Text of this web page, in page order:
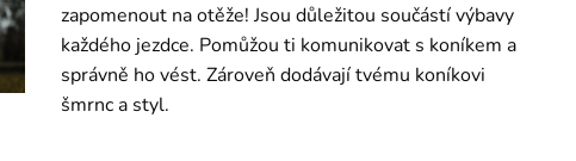
zapomenout na otěže! Jsou důležitou součástí výbavy
každého jezdce. Pomůžou ti komunikovat s koníkem a
správně ho vést. Zároveň dodávají tvému koníkovi
šmrnc a styl.